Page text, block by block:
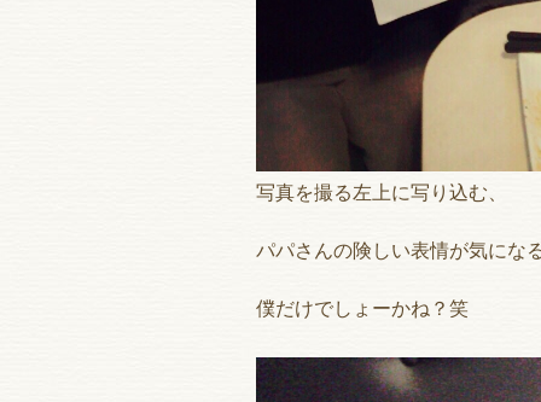
写真を撮る左上に写り込む、
パパさんの険しい表情が気にな
僕だけでしょーかね？笑